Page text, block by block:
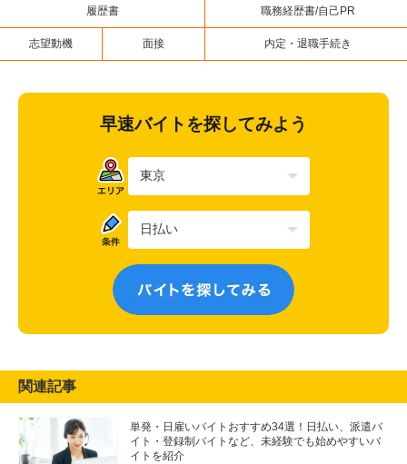
履歴書 職務経歴書/自己PR
志望動機 面接 内定・退職手続き
早速バイトを探してみよう
関連記事
単発・日雇いバイトおすすめ34選！日払い、派遣バ
イト・登録制バイトなど、未経験でも始めやすいバ
イトを紹介